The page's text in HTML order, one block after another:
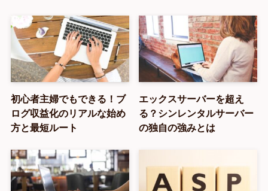
初心者主婦でもできる！ブ
ログ収益化のリアルな始め
方と最短ルート
エックスサーバーを超え
る？シンレンタルサーバー
の独自の強みとは